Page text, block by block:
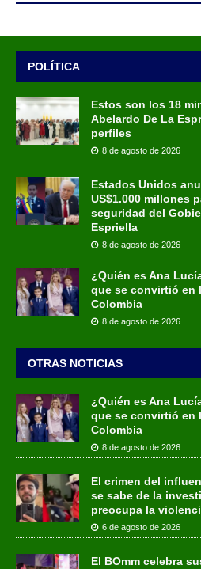
POLÍTICA
Estos son los 18
Abelardo De La
perfiles
8 de agosto de 2026
Estados Unidos
US$1.000 millones
seguridad del
Espriella
8 de agosto de 2026
¿Quién es Ana
que se convirtió en
Colombia
8 de agosto de 2026
OTRAS NOTICIAS
¿Quién es Ana
que se convirtió en
Colombia
8 de agosto de 2026
El crimen del
se sabe de la
preocupa la
6 de agosto de 2026
El BOmm celebra